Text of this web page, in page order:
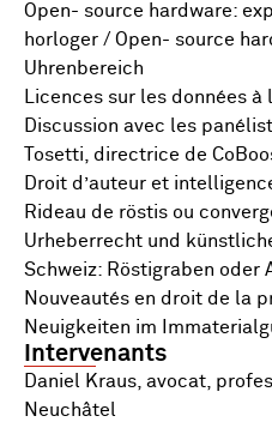
Open- source hardware:
horloger / Open- source
Uhrenbereich
Licences sur les données à
Discussion avec les
Tosetti, directrice de
Droit d’auteur et
Rideau de röstis ou
Urheberrecht und
Schweiz: Röstigraben oder
Nouveautés en droit de la
Neuigkeiten im
Intervenants
Daniel Kraus, avocat,
Neuchâtel